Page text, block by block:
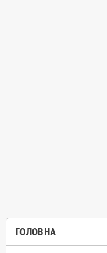
ГОЛОВНА